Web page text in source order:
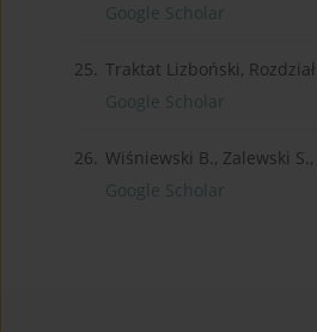
Google Scholar
25. Traktat Lizboński,
Google Scholar
26. Wiśniewski B., Zalewski
Google Scholar